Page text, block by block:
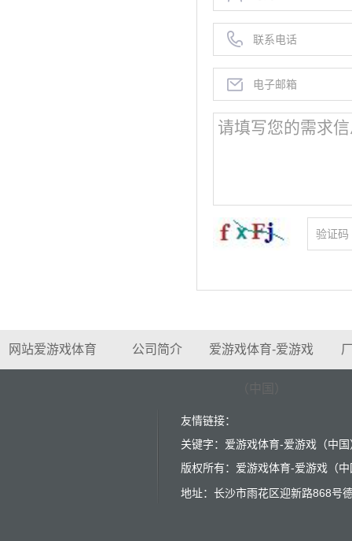
网站爱游戏体育 公司简介 爱游戏体育-爱游戏
友情链接：
关键字：爱游戏体育-爱游戏（中
版权所有：爱游戏体育-爱游戏（
地址：长沙市雨花区迎新路868号